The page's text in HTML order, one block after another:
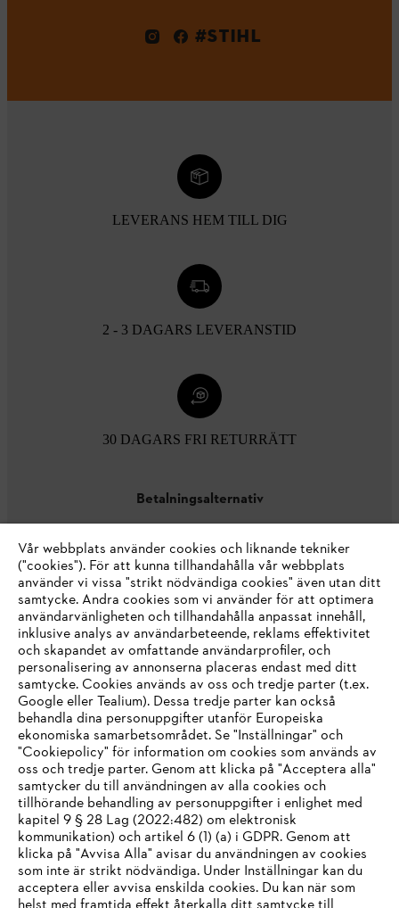
#STIHL
LEVERANS HEM TILL DIG
2 - 3 DAGARS LEVERANSTID
30 DAGARS FRI RETURRÄTT
Betalningsalternativ
Företaget
STIHL FAQ
Service
Allmänna villkor och bestämmelser
IHR BROWSER WIRD NICHT
UNTERSTÜTZT
Sie nutzen einen Browser, den wir noch nicht unterstützen. Für
Vår webbplats använder cookies och liknande tekniker
("cookies"). För att kunna tillhandahålla vår webbplats
använder vi vissa "strikt nödvändiga cookies" även utan ditt
samtycke. Andra cookies som vi använder för att optimera
användarvänligheten och tillhandahålla anpassat innehåll,
inklusive analys av användarbeteende, reklams effektivitet
och skapandet av omfattande användarprofiler, och
personalisering av annonserna placeras endast med ditt
samtycke. Cookies används av oss och tredje parter (t.ex.
Google eller Tealium). Dessa tredje parter kan också
behandla dina personuppgifter utanför Europeiska
ekonomiska samarbetsområdet. Se "Inställningar" och
"Cookiepolicy" för information om cookies som används av
oss och tredje parter. Genom att klicka på "Acceptera alla"
samtycker du till användningen av alla cookies och
tillhörande behandling av personuppgifter i enlighet med
kapitel 9 § 28 Lag (2022:482) om elektronisk
kommunikation) och artikel 6 (1) (a) i GDPR. Genom att
klicka på "Avvisa Alla" avisar du användningen av cookies
som inte är strikt nödvändiga. Under Inställningar kan du
acceptera eller avvisa enskilda cookies. Du kan när som